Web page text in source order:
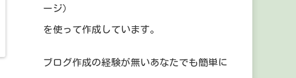
ージ）
を使って作成しています。
ブログ作成の経験が無いあなたでも簡単に